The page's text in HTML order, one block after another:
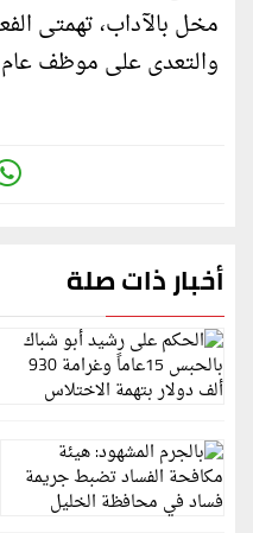
مخل بالآداب، تهمتى
والتعدى على موظف عام
أخبار ذات صلة